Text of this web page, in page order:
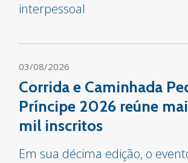
interpessoal
03/08/2026
Corrida e Caminhada
Príncipe 2026 reúne
mil inscritos
Em sua décima edição, o